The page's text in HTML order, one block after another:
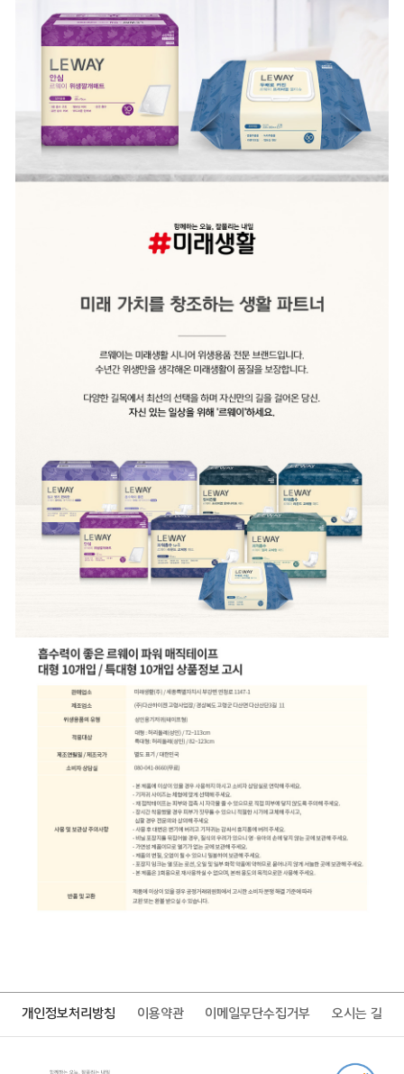
개인정보처리방침 이용약관 이메일무단수집거부 오시는 길